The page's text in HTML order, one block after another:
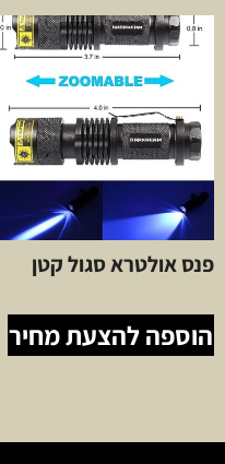
פנס אולטרא סגול קטן
הוספה להצעת מחיר